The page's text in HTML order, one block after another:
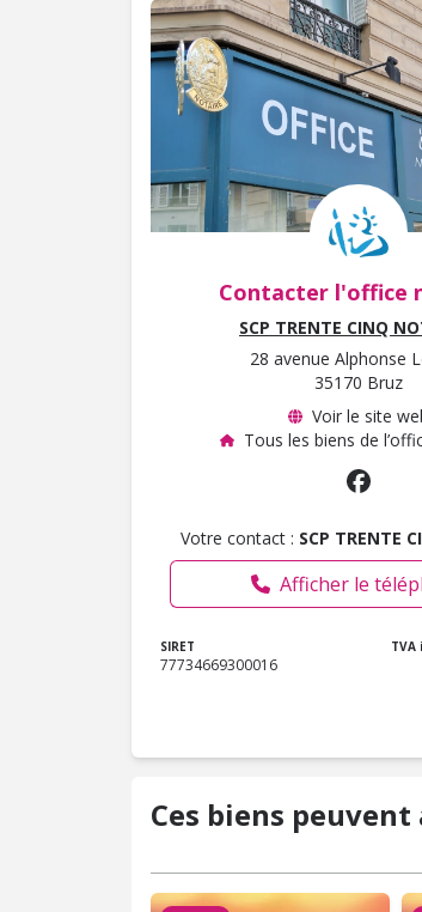
Contacter l'office
SCP TRENTE CINQ
28 avenue Alphonse
35170 Bruz
Voir le site
Tous les biens de
Votre contact : SCP TRENTE
Afficher le
SIRET
77734669300016
Ces biens